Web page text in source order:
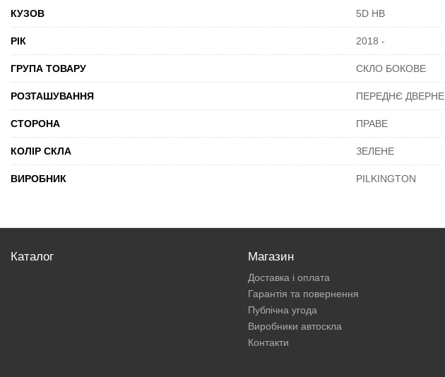
КУЗОВ 5D HB
РІК 2018 -
ГРУПА ТОВАРУ СКЛО БОКОВЕ
РОЗТАШУВАННЯ ПЕРЕДНЄ ДВЕРНЕ
СТОРОНА ПРАВЕ
КОЛІР СКЛА ЗЕЛЕНЕ
ВИРОБНИК PILKINGTON
Каталог Магазин
Доставка і оплата
Гарантія та повернення
Публічна угода
Виробники автоскла
Контакти